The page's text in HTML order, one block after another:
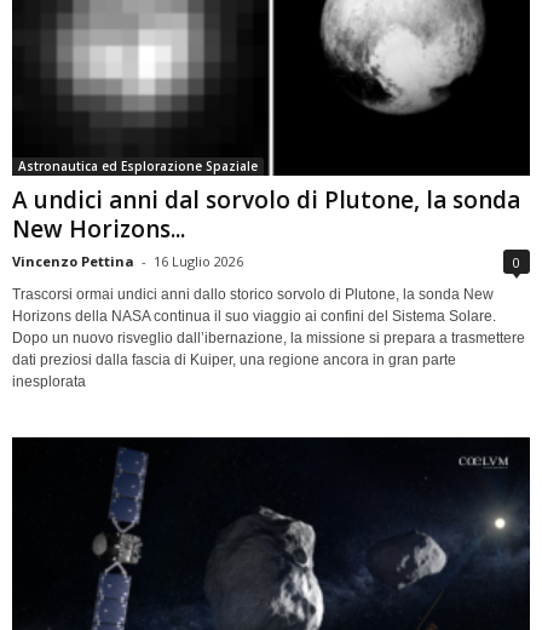
Astronautica ed Esplorazione Spaziale
A undici anni dal sorvolo di Plutone, la sonda
New Horizons...
Vincenzo Pettina - 16 Luglio 2026 0
Trascorsi ormai undici anni dallo storico sorvolo di Plutone, la sonda New
Horizons della NASA continua il suo viaggio ai confini del Sistema Solare.
Dopo un nuovo risveglio dall’ibernazione, la missione si prepara a trasmettere
dati preziosi dalla fascia di Kuiper, una regione ancora in gran parte
inesplorata